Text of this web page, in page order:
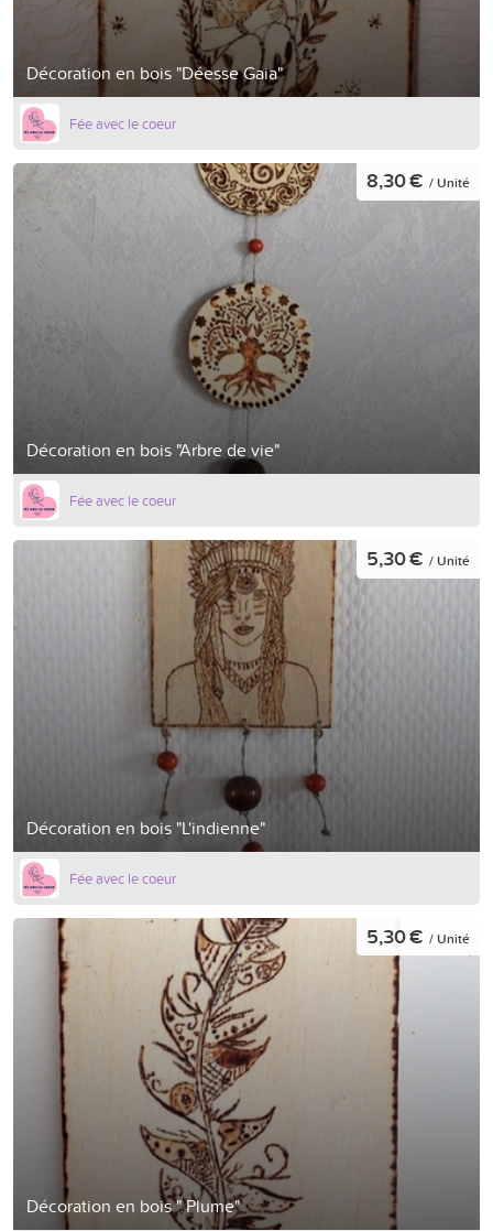
Décoration en bois "Déesse Gaia"
Fée avec le coeur
Décoration en bois "Arbre de vie"
8,30 € / Unité
Fée avec le coeur
Décoration en bois "L'indienne"
5,30 € / Unité
Fée avec le coeur
Décoration en bois " Plume"
5,30 € / Unité